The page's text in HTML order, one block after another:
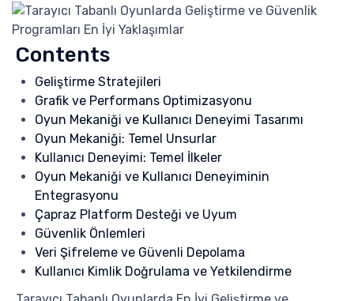
Contents
Geliştirme Stratejileri
Grafik ve Performans Optimizasyonu
Oyun Mekaniği ve Kullanıcı Deneyimi Tasarımı
Oyun Mekaniği: Temel Unsurlar
Kullanıcı Deneyimi: Temel İlkeler
Oyun Mekaniği ve Kullanıcı Deneyiminin
Entegrasyonu
Çapraz Platform Desteği ve Uyum
Güvenlik Önlemleri
Veri Şifreleme ve Güvenli Depolama
Kullanıcı Kimlik Doğrulama ve Yetkilendirme